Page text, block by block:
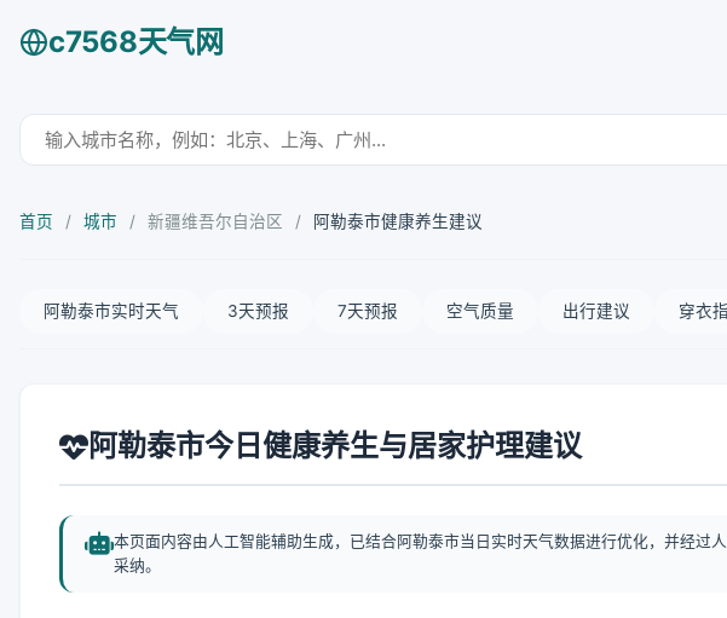
c7568天气网
首页 / 城市 / 新疆维吾尔自治区 / 阿勒泰市健康养生建议
阿勒泰市实时天气 3天预报 7天预报 空气质量 出行建议 穿衣
阿勒泰市今日健康养生与居家护理建议
本页面内容由人工智能辅助生成，已结合阿勒泰市当日实时天气数据进行优化，并经过
采纳。